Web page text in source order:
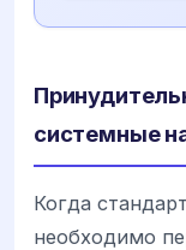
системные
Когда
необходимо